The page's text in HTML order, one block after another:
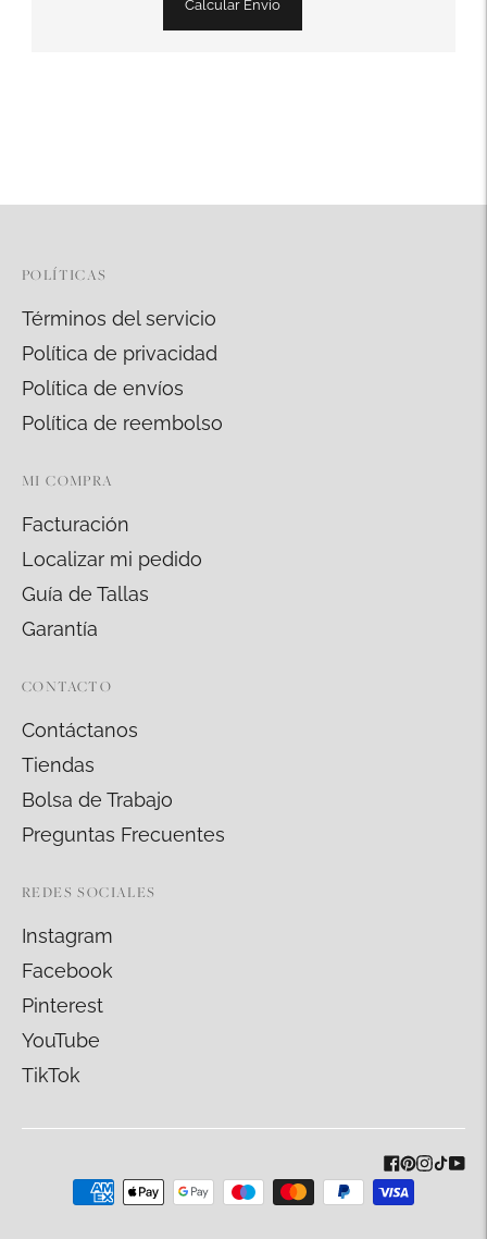
Calcular Envío
POLÍTICAS
Términos del servicio
Política de privacidad
Política de envíos
Política de reembolso
MI COMPRA
Facturación
Localizar mi pedido
Guía de Tallas
Garantía
CONTACTO
Contáctanos
Tiendas
Bolsa de Trabajo
Preguntas Frecuentes
REDES SOCIALES
Instagram
Facebook
Pinterest
YouTube
TikTok
Métodos